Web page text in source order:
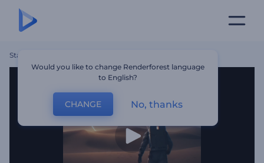
Startseite
Would you like to change Renderforest language
to English?
CHANGE No, thanks